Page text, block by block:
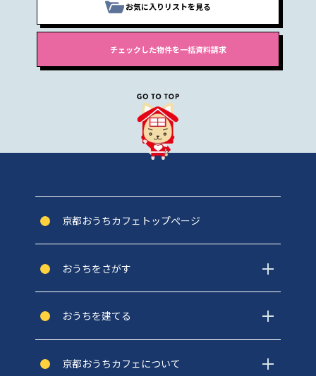
お気に入りリストを見る
京都おうちカフェトップぺージ
おうちをさがす
おうちを建てる
京都おうちカフェについて